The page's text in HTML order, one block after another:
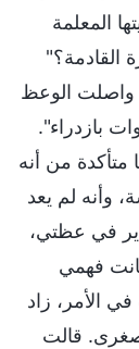
المعلمة
القادمة؟"
واصلت الوعظ
بازدراء".
متأكدة من أنه
وأنه لم يعد
في عظتي،
فهمي
الأمر، زاد
قالت